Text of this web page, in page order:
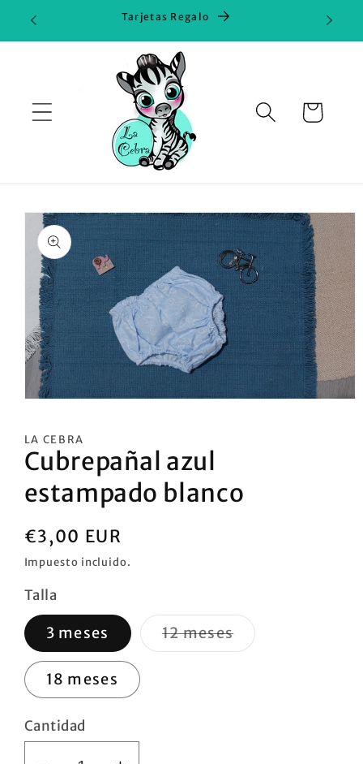
directamente
al contenido
Tarjetas Regalo
Carrito
directamente
información
del producto
1
en
una
modal
LA CEBRA
Cubrepañal azul
estampado blanco
Precio
habitual
€3,00 EUR
Impuesto incluido.
Talla
3 meses 12 mesesVariante
agotada
18 meses
Cantidad